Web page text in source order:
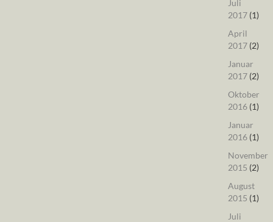
Juli
2017(1)
April
2017(2)
Januar
2017(2)
Oktober
2016(1)
Januar
2016(1)
November
2015 (2)
August
2015 (1)
Juli